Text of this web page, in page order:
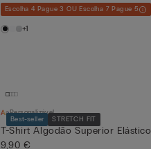
Escolha 4 Pague 3 OU Escolha 7 Pague 5
+1
Best-seller STRETCH FIT
Personalizável
T-Shirt Algodão Superior Elástico
9,90 €